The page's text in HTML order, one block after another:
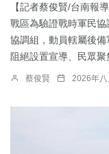
【記者蔡俊賢/台南報
戰區為驗證戰時軍民
協調組，動員轄屬後
阻絕設置宣導、民眾聚
蔡俊賢 2026年八